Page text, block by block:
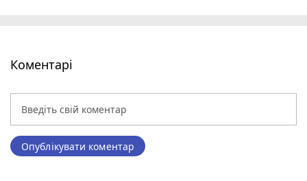
Коментарі
Опублікувати коментар